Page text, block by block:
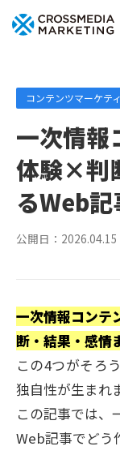
コンテンツマーケテ
一次情報
体験×判
るWeb記
公開日： 2026.04.15
一次情報コンテ
断・結果・感情
この4つがそろ
独自性が生まれ
この記事では、
Web記事でどう